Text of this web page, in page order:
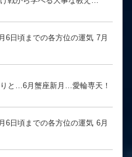
6日頃までの各方位の運気 7月
と…6月蟹座新月…愛輪専天！
6日頃までの各方位の運気 6月